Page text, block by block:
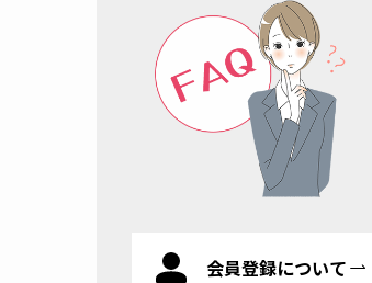
会員登録について